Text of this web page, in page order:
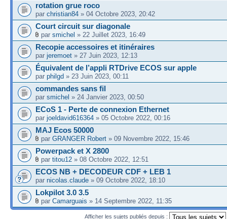
rotation grue roco
par christian84 » 04 Octobre 2023, 20:42
Court circuit sur diagonale
par smichel » 22 Juillet 2023, 16:49
Recopie accessoires et itinéraires
par jeremoet » 27 Juin 2023, 12:13
Équivalent de l’appli RTDrive ECOS sur apple
par philgd » 23 Juin 2023, 00:11
commandes sans fil
par smichel » 24 Janvier 2023, 00:50
ECoS 1 - Perte de connexion Ethernet
par joeldavid616364 » 05 Octobre 2022, 00:16
MAJ Ecos 50000
par GRANGER Robert » 09 Novembre 2022, 15:46
Powerpack et X 2800
par titou12 » 08 Octobre 2022, 12:51
ECOS NB + DECODEUR CDF + LEB 1
par nicolas.claude » 09 Octobre 2022, 18:10
Lokpilot 3.0 3.5
par Camarguais » 14 Septembre 2022, 11:35
Afficher les sujets publiés depuis :